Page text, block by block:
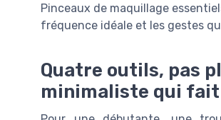
Pinceaux de maquillage
fréquence idéale et les gestes
Quatre outils, pas
minimaliste qui